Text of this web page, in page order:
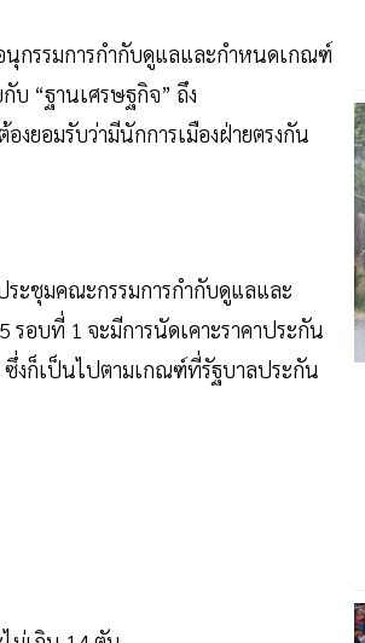
นุกรรมการกำกับดูแลและกำหนดเกณฑ์
บ “ฐานเศรษฐกิจ” ถึง
งยอมรับว่ามีนักการเมืองฝ่ายตรงกัน
ะชุมคณะกรรมการกำกับดูแลและ
รอบที่ 1 จะมีการนัดเคาะราคาประกัน
งก็เป็นไปตามเกณฑ์ที่รัฐบาลประกัน